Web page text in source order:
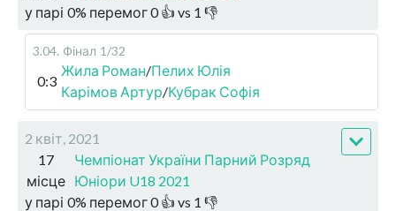
у парі 0% перемог0👍 vs 1 👎
3.04. Фінал 1/32
0:3
Жила Роман/Пелих Юлія
Карімов Артур/Кубрак Софія
2 квіт, 2021
17
місце
Чемпіонат України Парний Розряд
Юніори U18 2021
у парі 0% перемог0👍 vs 1 👎